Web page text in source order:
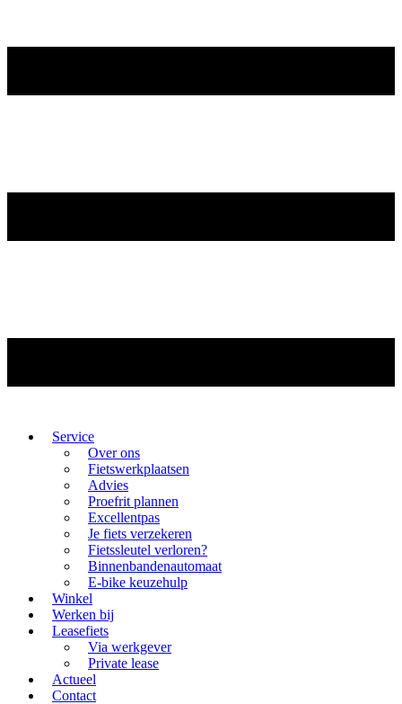
Service
Over ons
Fietswerkplaatsen
Advies
Proefrit plannen
Excellentpas
Je fiets verzekeren
Fietssleutel verloren?
Binnenbandenautomaat
E-bike keuzehulp
Winkel
Werken bij
Leasefiets
Via werkgever
Private lease
Actueel
Contact